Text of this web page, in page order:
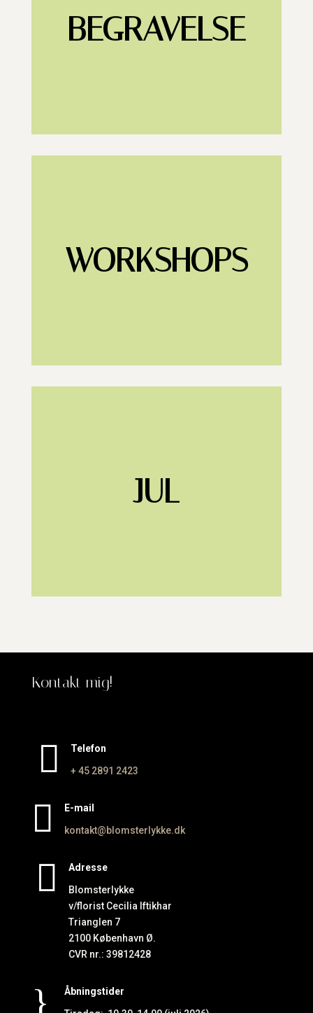
BEGRAVELSE
WORKSHOPS
JUL
Kontakt mig!

Telefon
+ 45 2891 2423

E-mail
kontakt@blomsterlykke.dk

Adresse
Blomsterlykke
v/florist Cecilia Iftikhar
Trianglen 7
2100 København Ø.
CVR nr.: 39812428
}
Åbningstider